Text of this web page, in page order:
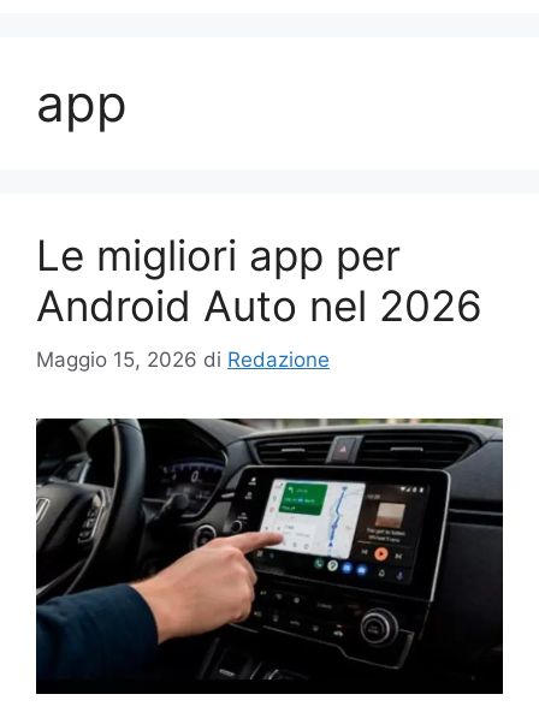
app
Le migliori app per
Android Auto nel 2026
Maggio 15, 2026 di Redazione